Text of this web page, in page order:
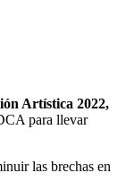
Artística 2022,
para llevar
las brechas en